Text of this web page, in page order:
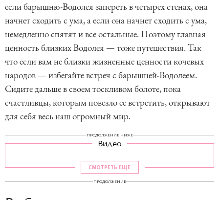
если барышню-Водолея запереть в четырех стенах, она
начнет сходить с ума, а если она начнет сходить с ума,
немедленно спятят и все остальные. Поэтому главная
ценность близких Водолея — тоже путешествия. Так
что если вам не близки жизненные ценности кочевых
народов — избегайте встреч с барышней-Водолеем.
Сидите дальше в своем тоскливом болоте, пока
счастливцы, которым повезло ее встретить, открывают
для себя весь наш огромный мир.
ПРОДОЛЖЕНИЕ НИЖЕ
Видео
СМОТРЕТЬ ЕЩЕ
ПРОДОЛЖЕНИЕ